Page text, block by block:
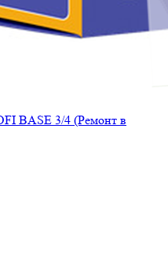
BASE 3/4 (Ремонт в